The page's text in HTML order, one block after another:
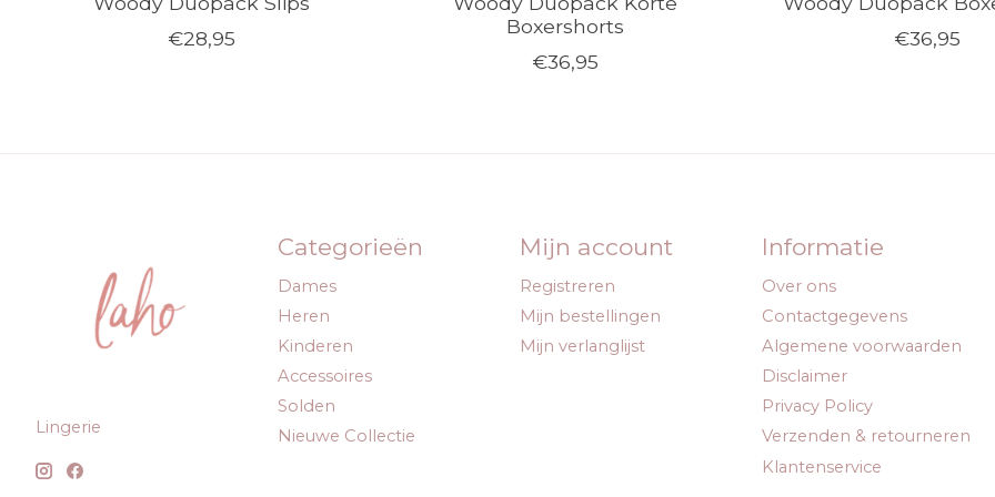
€28,95
Boxershorts
€36,95
€36,95
Lingerie
Categorieën
Dames
Heren
Kinderen
Accessoires
Solden
Nieuwe Collectie
Mijn account
Registreren
Mijn bestellingen
Mijn verlanglijst
Informatie
Over ons
Contactgegevens
Algemene voorwaarden
Disclaimer
Privacy Policy
Verzenden & retourneren
Klantenservice